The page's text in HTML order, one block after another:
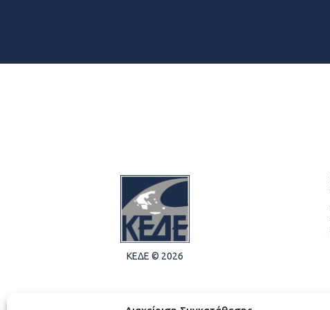
ΚΕΔΕ © 2026